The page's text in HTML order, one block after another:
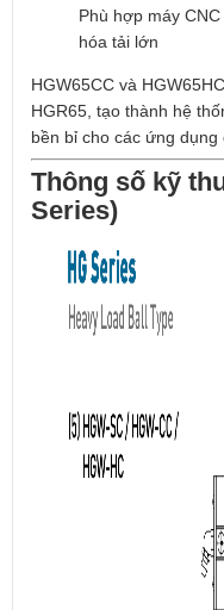
Phù hợp máy
hóa tải lớn
HGW65CC và
HGR65, tạo thành hệ
bền bỉ cho các ứng dụng
Thông số kỹ
Series)